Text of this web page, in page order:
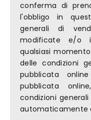
conferma di
l'obbligo in
generali di
modificate e/o
qualsiasi
delle condizioni
pubblicata
pubblicata
condizioni
automaticamente